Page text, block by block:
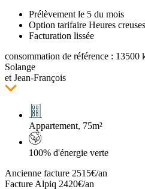
Prélèvement le 5 du mois
Option tarifaire Heures creuses
Facturation lissée
consommation de référence : 13500
Solange
et Jean-François
Appartement, 75m²
100% d'énergie verte
Ancienne facture 2515€/an
Facture Alpiq 2420€/an